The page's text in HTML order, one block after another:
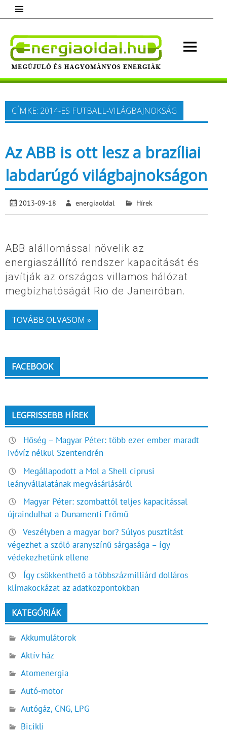
content
Megújuló és hagyományos energiák.
Minden, ami energia!
CÍMKE: 2014-ES FUTBALL-VILÁGBAJNOKSÁG
Az ABB is ott lesz a brazíliai
labdarúgó világbajnokságon
2013-09-18 energiaoldal Hírek
ABB alállomással növelik az
energiaszállító rendszer kapacitását és
javítják az országos villamos hálózat
megbízhatóságát Rio de Janeiróban.
TOVÁBB OLVASOM »
FACEBOOK
LEGFRISSEBB HÍREK
Hőség – Magyar Péter: több ezer ember maradt
ivóvíz nélkül Szentendrén
Megállapodott a Mol a Shell ciprusi
leányvállalatának megvásárlásáról
Magyar Péter: szombattól teljes kapacitással
újraindulhat a Dunamenti Erőmű
Veszélyben a magyar bor? Súlyos pusztítást
végezhet a szőlő aranyszínű sárgasága – így
védekezhetünk ellene
Így csökkenthető a többszázmilliárd dolláros
klímakockázat az adatközpontokban
KATEGÓRIÁK
Akkumulátorok
Aktív ház
Atomenergia
Autó-motor
Autógáz, CNG, LPG
Bicikli